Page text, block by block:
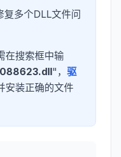
复多个DLL文件问
在搜索框中输
"， 驱
安装正确的文件